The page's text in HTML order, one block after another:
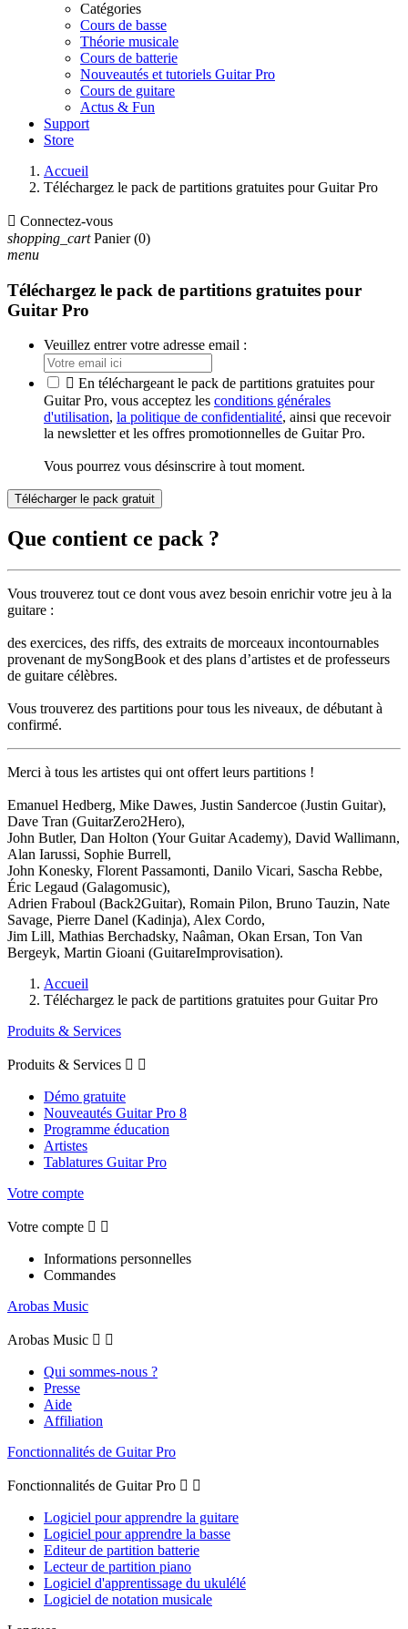
Catégories
Cours de basse
Théorie musicale
Cours de batterie
Nouveautés et tutoriels Guitar Pro
Cours de guitare
Actus & Fun
Support
Store
Accueil
Téléchargez le pack de partitions gratuites pour Guitar Pro
 Connectez-vous
shopping_cart Panier (0)
menu
Téléchargez le pack de partitions gratuites pour
Guitar Pro
Veuillez entrer votre adresse email :
 En téléchargeant le pack de partitions gratuites pour
Guitar Pro, vous acceptez les conditions générales
d'utilisation, la politique de confidentialité, ainsi que recevoir
la newsletter et les offres promotionnelles de Guitar Pro.
Vous pourrez vous désinscrire à tout moment.
Télécharger le pack gratuit
Que contient ce pack ?
Vous trouverez tout ce dont vous avez besoin enrichir votre jeu à la
guitare :
des exercices, des riffs, des extraits de morceaux incontournables
provenant de mySongBook et des plans d’artistes et de professeurs
de guitare célèbres.
Vous trouverez des partitions pour tous les niveaux, de débutant à
confirmé.
Merci à tous les artistes qui ont offert leurs partitions !
Emanuel Hedberg, Mike Dawes, Justin Sandercoe (Justin Guitar),
Dave Tran (GuitarZero2Hero),
John Butler, Dan Holton (Your Guitar Academy), David Wallimann,
Alan Iarussi, Sophie Burrell,
John Konesky, Florent Passamonti, Danilo Vicari, Sascha Rebbe,
Éric Legaud (Galagomusic),
Adrien Fraboul (Back2Guitar), Romain Pilon, Bruno Tauzin, Nate
Savage, Pierre Danel (Kadinja), Alex Cordo,
Jim Lill, Mathias Berchadsky, Naâman, Okan Ersan, Ton Van
Bergeyk, Martin Gioani (GuitareImprovisation).
Accueil
Téléchargez le pack de partitions gratuites pour Guitar Pro
Produits & Services
Produits & Services  
Démo gratuite
Nouveautés Guitar Pro 8
Programme éducation
Artistes
Tablatures Guitar Pro
Votre compte
Votre compte  
Informations personnelles
Commandes
Arobas Music
Arobas Music  
Qui sommes-nous ?
Presse
Aide
Affiliation
Fonctionnalités de Guitar Pro
Fonctionnalités de Guitar Pro  
Logiciel pour apprendre la guitare
Logiciel pour apprendre la basse
Editeur de partition batterie
Lecteur de partition piano
Logiciel d'apprentissage du ukulélé
Logiciel de notation musicale